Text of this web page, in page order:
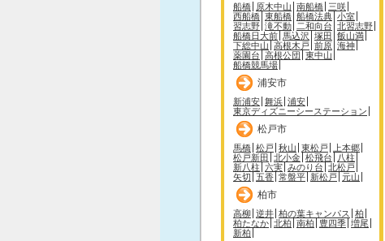
船橋 原木中山 南船橋 三咲
西船橋 東船橋 船橋法典 小室
習志野 滝不動 二和向台 北習志野
船橋日大前 馬込沢 塚田 飯山満
下総中山 高根木戸 前原 海神
薬園台 高根公団 東中山
船橋競馬場
浦安市
新浦安 舞浜 浦安
東京ディズニーシーステーション
松戸市
馬橋 松戸 秋山 東松戸
上本郷
松戸新田 北小金 松飛台
八柱
新八柱 六実 みのり台 北松戸
矢切 五香 常盤平 新松戸 元山
柏市
高柳 逆井 柏の葉キャンパス
柏
柏たなか 北柏 南柏 豊四季 増尾
新柏